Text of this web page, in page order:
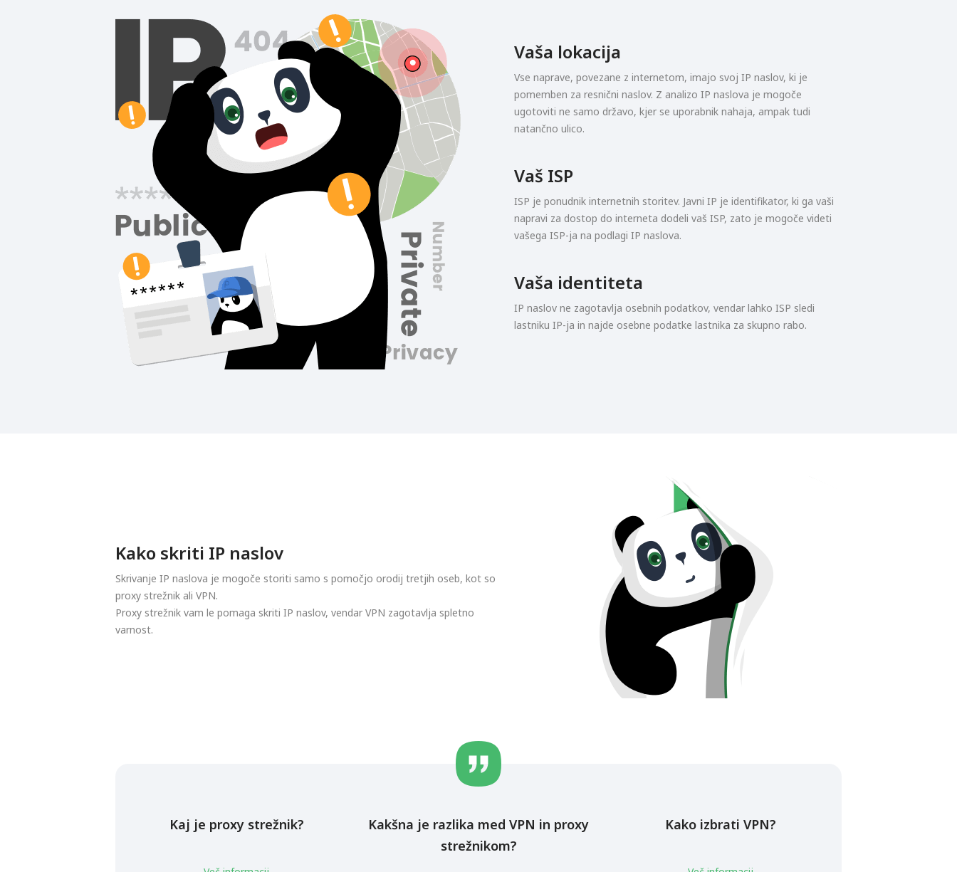
Vaša lokacija
Vse naprave, povezane z internetom, imajo svoj IP naslov, ki je
pomemben za resnični naslov. Z analizo IP naslova je mogoče
ugotoviti ne samo državo, kjer se uporabnik nahaja, ampak tudi
natančno ulico.
Vaš ISP
ISP je ponudnik internetnih storitev. Javni IP je identifikator, ki ga vaši
napravi za dostop do interneta dodeli vaš ISP, zato je mogoče videti
vašega ISP-ja na podlagi IP naslova.
Vaša identiteta
IP naslov ne zagotavlja osebnih podatkov, vendar lahko ISP sledi
lastniku IP-ja in najde osebne podatke lastnika za skupno rabo.
Kako skriti IP naslov
Skrivanje IP naslova je mogoče storiti samo s pomočjo orodij tretjih oseb, kot so
proxy strežnik ali VPN.
Proxy strežnik vam le pomaga skriti IP naslov, vendar VPN zagotavlja spletno
varnost.
Kaj je proxy strežnik?
Kakšna je razlika med VPN in proxy
strežnikom?
Kako izbrati VPN?